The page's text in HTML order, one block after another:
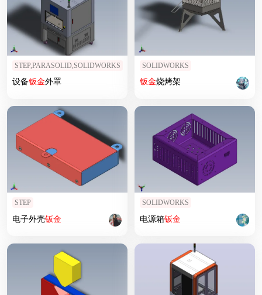
STEP,PARASOLID,SOLIDWORKS
设备钣金外罩
SOLIDWORKS
钣金烧烤架
STEP
电子外壳钣金
SOLIDWORKS
电源箱钣金